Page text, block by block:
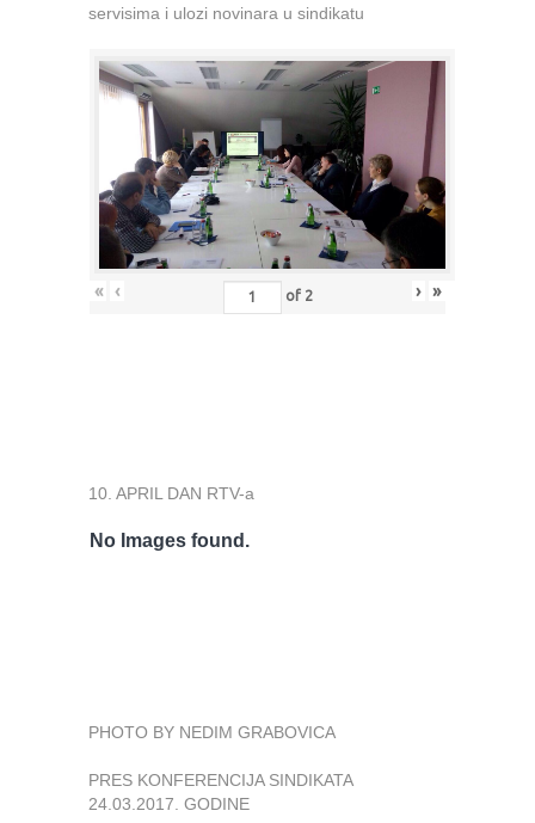
servisima i ulozi novinara u sindikatu
« ‹ of 2 › »
10. APRIL DAN RTV-a
No Images found.
PHOTO BY NEDIM GRABOVICA
PRES KONFERENCIJA SINDIKATA
24.03.2017. GODINE